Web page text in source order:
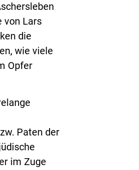
von Lars
die
wie viele
Opfer
Paten der
im Zuge